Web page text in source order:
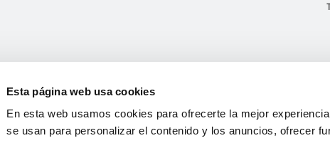
Esta página web usa cookies
En esta web usamos cookies para ofrecerte la mejor
se usan para personalizar el contenido y los anuncios, ofrecer